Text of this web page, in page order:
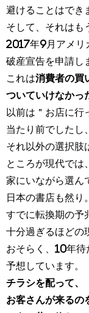
避けることはでき
そして、それはも
2017年9月アメリ
破産宣告を申請し
これは消費者の買
ついていけなかっ
以前は＂お店に行
当たり前でしたし、
それ以外の選択肢
ところが現代では、
家にいながら選ん
日本の書店も然り。
すでに転換期の予
十分過ぎるほどの
おそらく、10年待
予想しています。
チラシを配って、
お客さんが来るの